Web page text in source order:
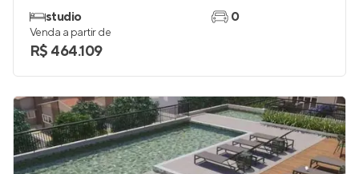
studio
0
Venda a partir de
R$ 464.109